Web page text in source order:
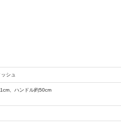
シュ
、ハンドル約50cm